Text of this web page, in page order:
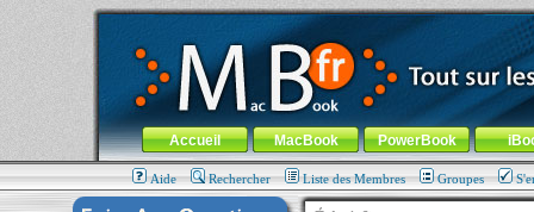
MacBook-fr.com : 100% Apple... 100% nomade !
Aller au contenu-Aller au menu général-Aller au menu de
Menu général
Accueil MacBook PowerBook
Aide Rechercher Liste des Membres Groupes